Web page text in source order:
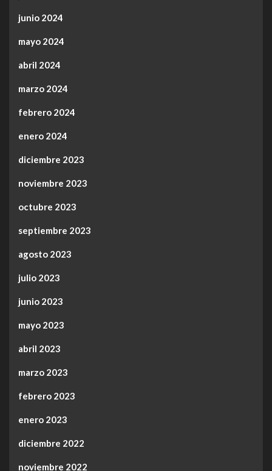
junio 2024
mayo 2024
abril 2024
marzo 2024
febrero 2024
enero 2024
diciembre 2023
noviembre 2023
octubre 2023
septiembre 2023
agosto 2023
julio 2023
junio 2023
mayo 2023
abril 2023
marzo 2023
febrero 2023
enero 2023
diciembre 2022
noviembre 2022